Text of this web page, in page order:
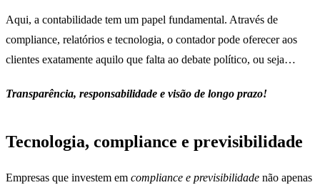
Aqui, a contabilidade tem um papel fundamental. Através de
compliance, relatórios e tecnologia, o contador pode oferecer aos
clientes exatamente aquilo que falta ao debate político, ou seja…
Transparência, responsabilidade e visão de longo prazo!
Tecnologia, compliance e previsibilidade
Empresas que investem em compliance e previsibilidade não apenas